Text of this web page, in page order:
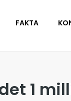
FAKTA
1